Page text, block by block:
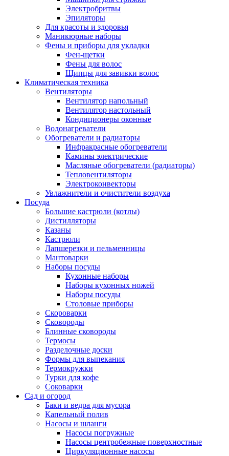
Электробритвы
Эпиляторы
Для красоты и здоровья
Маникюрные наборы
Фены и приборы для укладки
Фен-щетки
Фены для волос
Щипцы для завивки волос
Климатическая техника
Вентиляторы
Вентилятор напольный
Вентилятор настольный
Кондиционеры оконные
Водонагреватели
Обогреватели и радиаторы
Инфракрасные обогреватели
Камины электрические
Масляные обогреватели (радиаторы)
Тепловентиляторы
Электроконвекторы
Увлажнители и очистители воздуха
Посуда
Большие кастрюли (котлы)
Дистилляторы
Казаны
Кастрюли
Лапшерезки и пельменницы
Мантоварки
Наборы посуды
Кухонные наборы
Наборы кухонных ножей
Наборы посуды
Столовые приборы
Скороварки
Сковороды
Блинные сковороды
Термосы
Разделочные доски
Формы для выпекания
Термокружки
Турки для кофе
Соковарки
Сад и огород
Баки и ведра для мусора
Капельный полив
Насосы и шланги
Насосы погружные
Насосы центробежные поверхностные
Циркуляционные насосы